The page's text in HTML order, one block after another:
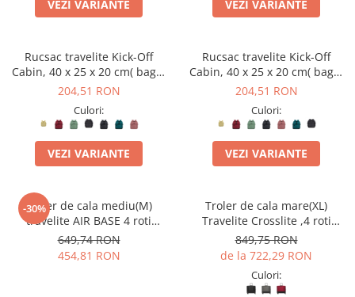
VEZI VARIANTE VEZI VARIANTE
Rucsac travelite Kick-Off
Cabin, 40 x 25 x 20 cm( bagaj
permis gratuit la companii
204,51 RON
Culori:
VEZI VARIANTE
Rucsac travelite Kick-Off
Cabin, 40 x 25 x 20 cm( bagaj
permis gratuit la companii
204,51 RON
Culori:
VEZI VARIANTE
-30%
Troler de cala mediu(M)
travelite AIR BASE 4 roti
spinner 67 x 45 x 27 cm -
RESIGILAT
649,74 RON
454,81 RON
Troler de cala mare(XL)
Travelite Crosslite ,4 roti
duble, 81 x 52 x 32/36 cm
,expandabil
849,75 RON
de la 722,29 RON
Culori: